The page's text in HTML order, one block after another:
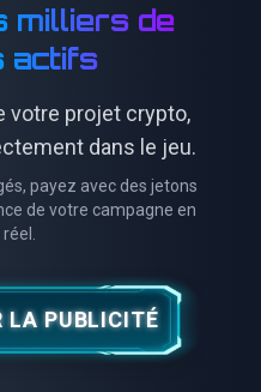
milliers de
actifs
votre projet crypto,
dans le jeu.
payez avec des jetons
de votre campagne en
LA PUBLICITÉ